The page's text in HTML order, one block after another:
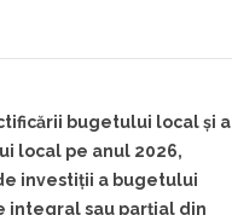
bugetului local și a
local pe anul 2026,
investiții a bugetului
integral sau parţial din